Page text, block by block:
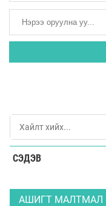
СЭДЭВ
АШИГТ МАЛТМАЛ